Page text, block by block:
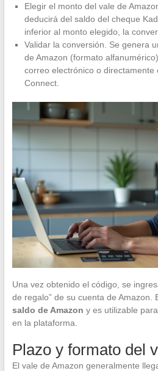
Elegir el monto del vale de
deducirá del saldo del cheque
inferior al monto elegido, la
Validar la conversión. Se genera
de Amazon (formato
correo electrónico o directamente
Connect.
Una vez obtenido el código, se
de regalo” de su cuenta de Amazon.
saldo de Amazon y es utilizable
en la plataforma.
Plazo y formato del
El vale de Amazon generalmente